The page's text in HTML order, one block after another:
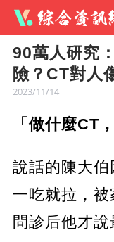
90萬人研究
險？CT對人
2023/11/14
「做什麼CT
說話的陳大
一吃就拉，
問診后他才說